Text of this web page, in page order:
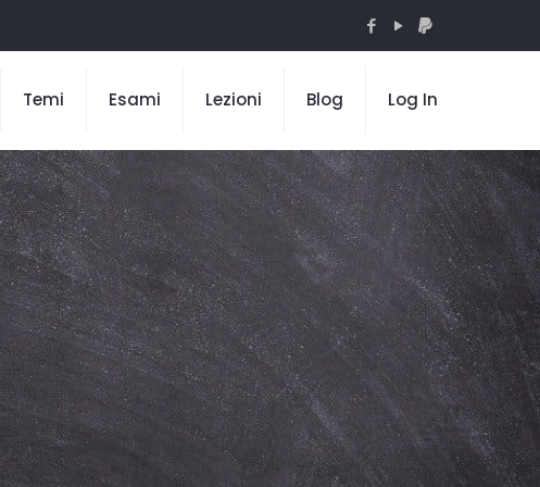
Temi Esami Lezioni Blog Log In